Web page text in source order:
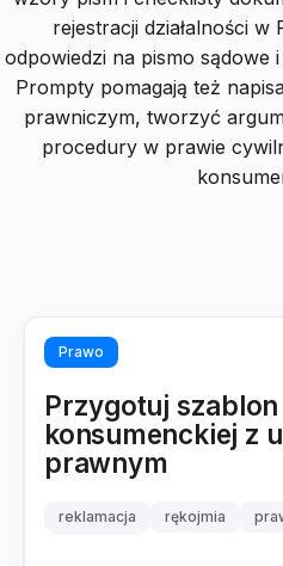
rejestracji działalności
odpowiedzi na pismo sądowe
Prompty pomagają też
prawniczym, tworzyć
procedury w prawie
Prawo
Przygotuj
konsumenckiej z
prawnym
reklamacja rękojmia